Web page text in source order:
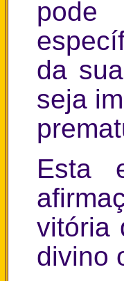
pode
da
seja
Esta
vitória
divino